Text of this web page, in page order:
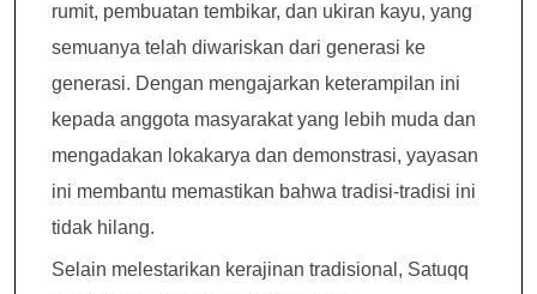
rumit, pembuatan tembikar, dan ukiran kayu, yang
semuanya telah diwariskan dari generasi ke
generasi. Dengan mengajarkan keterampilan ini
kepada anggota masyarakat yang lebih muda dan
mengadakan lokakarya dan demonstrasi, yayasan
ini membantu memastikan bahwa tradisi-tradisi ini
tidak hilang.
Selain melestarikan kerajinan tradisional, Satuqq